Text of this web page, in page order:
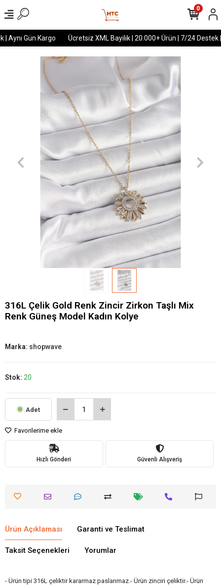
Aynı Gün Kargo Ücretsiz XML Bayilik | 20.000+ Ürün | 7/24 Destek |
0
316L Çelik Gold Renk Zincir Zirkon Taşlı Mix
Renk Güneş Model Kadın Kolye
Marka: shopwave
Stok: 20
Adet
Favorilerime ekle
Hızlı Gönderi Güvenli Alışveriş
Ürün Açıklaması Garanti ve Teslimat
Taksit Seçenekleri Yorumlar
- Ürün tipi 316L çeliktir kararmaz paslanmaz.- Ürün zinciri çeliktir.- Ürün